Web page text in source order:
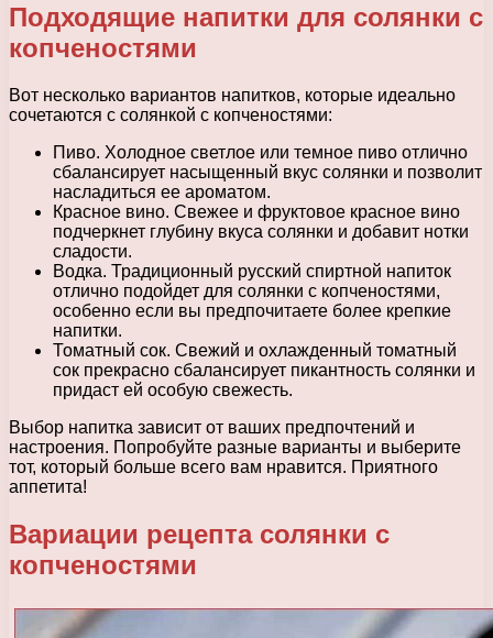
Подходящие напитки для солянки с
копченостями
Вот несколько вариантов напитков, которые идеально
сочетаются с солянкой с копченостями:
Пиво. Холодное светлое или темное пиво отлично
сбалансирует насыщенный вкус солянки и позволит
насладиться ее ароматом.
Красное вино. Свежее и фруктовое красное вино
подчеркнет глубину вкуса солянки и добавит нотки
сладости.
Водка. Традиционный русский спиртной напиток
отлично подойдет для солянки с копченостями,
особенно если вы предпочитаете более крепкие
напитки.
Томатный сок. Свежий и охлажденный томатный
сок прекрасно сбалансирует пикантность солянки и
придаст ей особую свежесть.
Выбор напитка зависит от ваших предпочтений и
настроения. Попробуйте разные варианты и выберите
тот, который больше всего вам нравится. Приятного
аппетита!
Вариации рецепта солянки с
копченостями